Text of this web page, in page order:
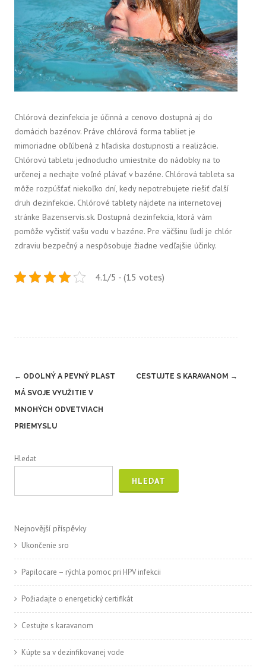
Chlórová dezinfekcia je účinná a cenovo dostupná aj do
domácich bazénov. Práve chlórová forma tabliet je
mimoriadne obľúbená z hľadiska dostupnosti a realizácie.
Chlórovú tabletu jednoducho umiestnite do nádobky na to
určenej a nechajte voľné plávať v bazéne. Chlórová tableta sa
môže rozpúšťať niekoľko dní, kedy nepotrebujete riešiť ďalší
druh dezinfekcie. Chlórové tablety nájdete na internetovej
stránke Bazenservis.sk. Dostupná dezinfekcia, ktorá vám
pomôže vyčistiť vašu vodu v bazéne. Pre väčšinu ľudí je chlór
zdraviu bezpečný a nespôsobuje žiadne vedľajšie účinky.
4.1/5 - (15 votes)
Post
navigation
← ODOLNÝ A PEVNÝ PLAST
MÁ SVOJE VYUŽITIE V
MNOHÝCH ODVETVIACH
PRIEMYSLU
CESTUJTE S KARAVANOM →
Hledat
HLEDAT
Nejnovější příspěvky
Ukončenie sro
Papilocare – rýchla pomoc pri HPV infekcii
Požiadajte o energetický certifikát
Cestujte s karavanom
Kúpte sa v dezinfikovanej vode